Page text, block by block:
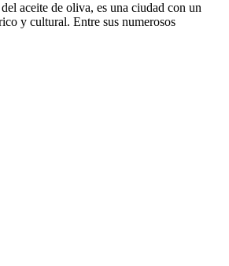
aceite de oliva, es una ciudad con un
y cultural. Entre sus numerosos